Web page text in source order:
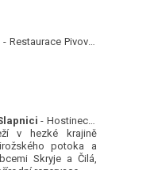
- Restaurace Pivovar
- Hostinec a
v hezké krajině
potoka a
Skryje a Čilá,